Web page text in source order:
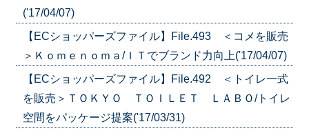
('17/04/07)
【ECショッパーズファイル】File.493 ＜コメを販売
＞Ｋｏｍｅｎｏｍａ/ＩＴでブランド力向上('17/04/07)
【ECショッパーズファイル】File.492 ＜トイレ一式
を販売＞ＴＯＫＹＯ ＴＯＩＬＥＴ ＬＡＢＯ/トイレ
空間をパッケージ提案('17/03/31)